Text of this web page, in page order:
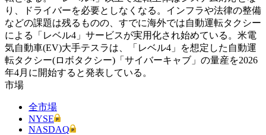
り、ドライバーを必要としなくなる。インフラや法律の整備
などの課題は残るものの、すでに海外では自動運転タクシー
による「レベル4」サービスが実用化され始めている。米電
気自動車(EV)大手テスラは、「レベル4」を想定した自動運
転タクシー(ロボタクシー)「サイバーキャブ」の量産を2026
年4月に開始すると発表している。
市場
全市場
NYSE
NASDAQ